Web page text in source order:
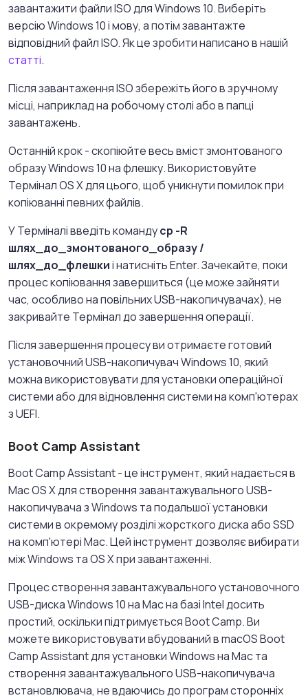
завантажити файли ISO для Windows 10. Виберіть
версію Windows 10 і мову, а потім завантажте
відповідний файл ISO. Як це зробити написано в нашій
статті.
Після завантаження ISO збережіть його в зручному
місці, наприклад на робочому столі або в папці
завантажень.
Останній крок - скопіюйте весь вміст змонтованого
образу Windows 10 на флешку. Використовуйте
Термінал OS X для цього, щоб уникнути помилок при
копіюванні певних файлів.
У Терміналі введіть командуcp -R
шлях_до_змонтованого_образу /
шлях_до_флешкиі натисніть Enter. Зачекайте, поки
процес копіювання завершиться (це може зайняти
час, особливо на повільних USB-накопичувачах), не
закривайте Термінал до завершення операції.
Після завершення процесу ви отримаєте готовий
установочний USB-накопичувач Windows 10, який
можна використовувати для установки операційної
системи або для відновлення системи на комп'ютерах
з UEFI.
Boot Camp Assistant
Boot Camp Assistant - це інструмент, який надається в
Mac OS X для створення завантажувального USB-
накопичувача з Windows та подальшої установки
системи в окремому розділі жорсткого диска або SSD
на комп'ютері Mac. Цей інструмент дозволяє вибирати
між Windows та OS X при завантаженні.
Процес створення завантажувального установочного
USB-диска Windows 10 на Mac на базі Intel досить
простий, оскільки підтримується Boot Camp. Ви
можете використовувати вбудований в macOS Boot
Camp Assistant для установки Windows на Mac та
створення завантажувального USB-накопичувача
встановлювача, не вдаючись до програм сторонніх